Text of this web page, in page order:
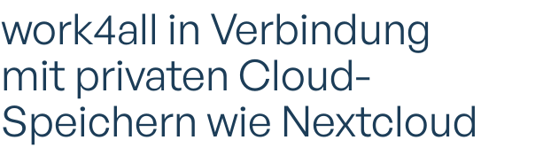
work4all in Verbindung
mit privaten Cloud-
Speichern wie Nextcloud